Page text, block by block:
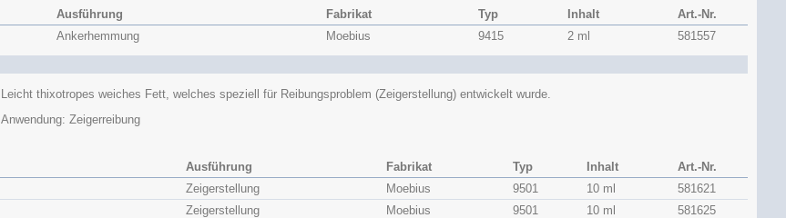
Ausführung Fabrikat Typ Inhalt
Art.-Nr.
Ankerhemmung Moebius 9415 2 ml 581557
Leicht thixotropes weiches Fett, welches speziell für Reibungsproblem (Zeigerstellung) entwickelt wurde.
Anwendung: Zeigerreibung
Ausführung Fabrikat Typ Inhalt
Art.-Nr.
Zeigerstellung Moebius 9501 10 ml
581621
Zeigerstellung Moebius 9501 10 ml 581625